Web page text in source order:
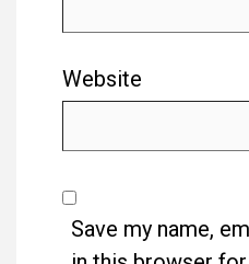
Website
Save my name,